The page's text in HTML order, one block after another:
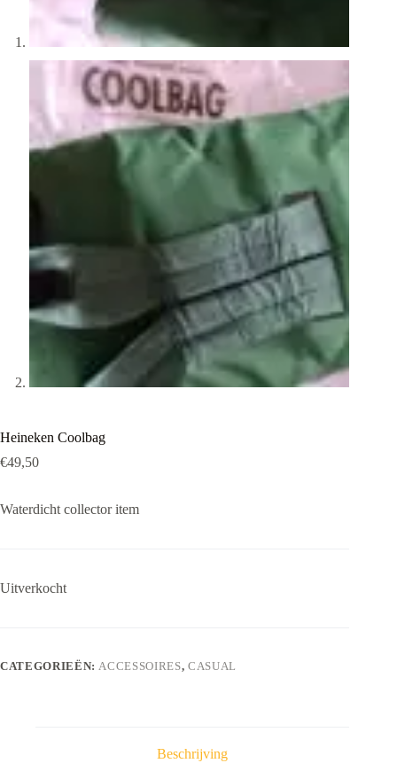
Heineken Coolbag
€49,50
Waterdicht collector item
Uitverkocht
CATEGORIEËN:ACCESSOIRES, CASUAL
Beschrijving